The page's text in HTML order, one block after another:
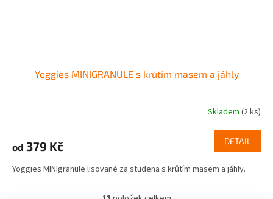
Yoggies MINIGRANULE s krůtím masem a jáhly
Skladem (2 ks)
od 379 Kč DETAIL
Yoggies MINIgranule lisované za studena s krůtím masem a jáhly.